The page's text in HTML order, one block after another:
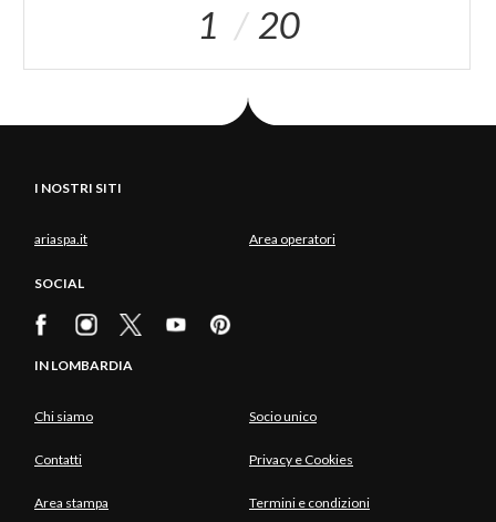
1 20
I NOSTRI SITI
ariaspa.it Area operatori
SOCIAL
IN LOMBARDIA
Chi siamo Socio unico
Contatti Privacy e Cookies
Area stampa Termini e condizioni